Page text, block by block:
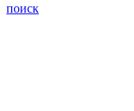
поиск